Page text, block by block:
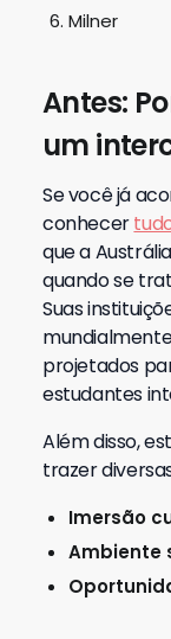
Milner
Antes:
um
Se você já
conhecer
que a
quando se
Suas
projetados
estudantes
Além disso,
trazer
Imersão
Ambiente